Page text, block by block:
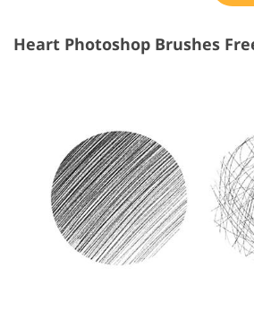
Heart Photoshop Brushes